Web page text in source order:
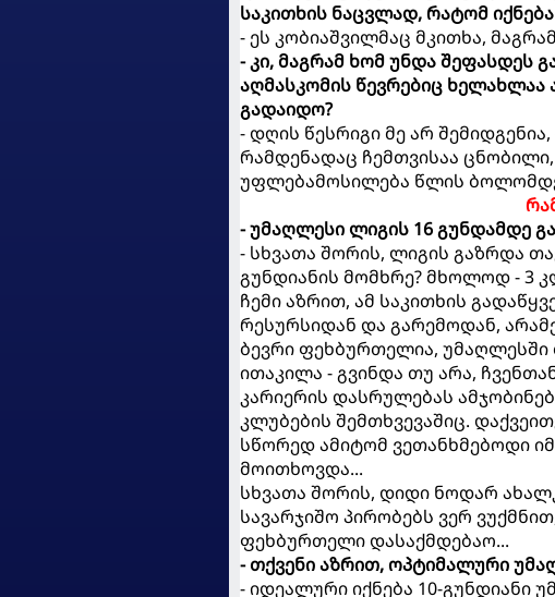
საკითხის ნაცვლად, რატომ
- ეს კობიაშვილმაც მკითხა,
- კი, მაგრამ ხომ უნდა შეფასდეს
აღმასკომის წევრებიც ხელახლაა
გადაიდო?
- დღის წესრიგი მე არ
რამდენადაც ჩემთვისაა
უფლებამოსილება წლის
- უმაღლესი ლიგის 16 გუნდამდე
- სხვათა შორის, ლიგის გაზრდა
გუნდიანის მომხრე? მხოლოდ - 3
ჩემი აზრით, ამ საკითხის
რესურსიდან და გარემოდან,
ბევრი ფეხბურთელია, უმაღლესში
ითაკილა - გვინდა თუ არა,
კარიერის დასრულებას
კლუბების შემთხვევაშიც.
სწორედ ამიტომ ვეთანხმებოდი
მოითხოვდა...
სხვათა შორის, დიდი ნოდარ
სავარჯიშო პირობებს ვერ
ფეხბურთელი დასაქმდებაო...
- თქვენი აზრით, ოპტიმალური
- იდეალური იქნება 10-